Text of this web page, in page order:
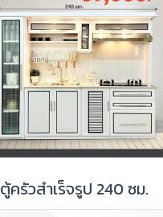
ตู้ครัวสำเร็จรูป 240 ซม.